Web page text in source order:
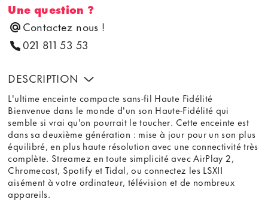
Une question ?
Contactez nous !
021 811 53 53
DESCRIPTION
L'ultime enceinte compacte sans-fil Haute Fidélité
Bienvenue dans le monde d'un son Haute-Fidélité qui
semble si vrai qu'on pourrait le toucher. Cette enceinte est
dans sa deuxième génération : mise à jour pour un son plus
équilibré, en plus haute résolution avec une connectivité très
complète. Streamez en toute simplicité avec AirPlay 2,
Chromecast, Spotify et Tidal, ou connectez les LSXII
aisément à votre ordinateur, télévision et de nombreux
appareils.